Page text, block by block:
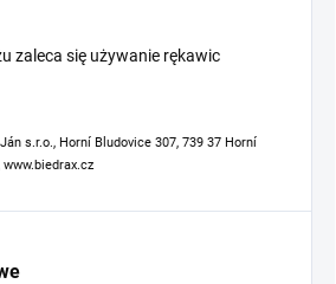
zaleca się używanie rękawic
s.r.o., Horní Bludovice 307, 739 37 Horní
www.biedrax.cz